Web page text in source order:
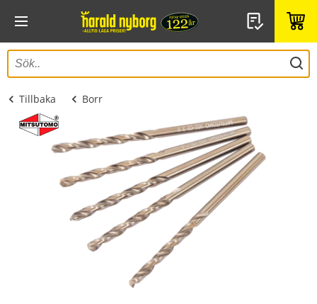
Tillbaka Borr